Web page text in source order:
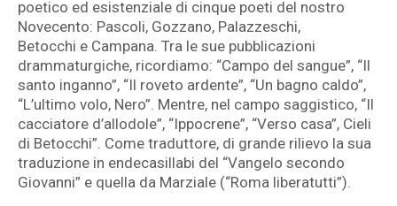
poetico ed esistenziale di cinque poeti del nostro
Novecento: Pascoli, Gozzano, Palazzeschi,
Betocchi e Campana. Tra le sue pubblicazioni
drammaturgiche, ricordiamo: “Campo del sangue”, “Il
santo inganno”, “Il roveto ardente”, “Un bagno caldo”,
“L’ultimo volo, Nero”. Mentre, nel campo saggistico, “Il
cacciatore d’allodole”, “Ippocrene”, “Verso casa”, Cieli
di Betocchi”. Come traduttore, di grande rilievo la sua
traduzione in endecasillabi del “Vangelo secondo
Giovanni” e quella da Marziale (“Roma liberatutti”).